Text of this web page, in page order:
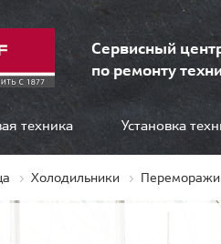
Сервисный
по ремонту
техника Установка
Холодильники